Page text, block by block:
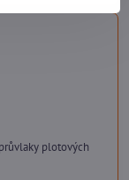
plotových